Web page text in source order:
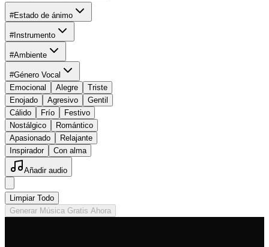
#Estado de ánimo
#Instrumento
#Ambiente
#Género Vocal
Emocional
Alegre
Triste
Enojado
Agresivo
Gentil
Cálido
Frío
Festivo
Nostálgico
Romántico
Apasionado
Relajante
Inspirador
Con alma
Añadir audio
Limpiar Todo
Generar Música Gratis Ahora